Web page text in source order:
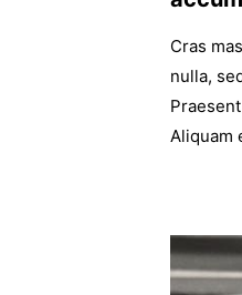
Cras
nulla,
Aliquam